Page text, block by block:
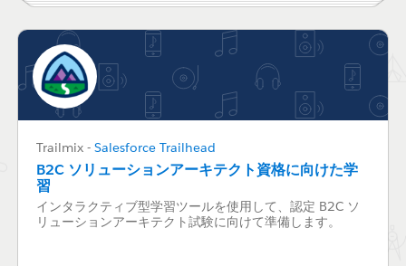
Trailmix - Salesforce Trailhead
B2C ソリューションアーキテクト資格に向けた学
習
インタラクティブ型学習ツールを使用して、認定 B2C ソ
リューションアーキテクト試験に向けて準備します。